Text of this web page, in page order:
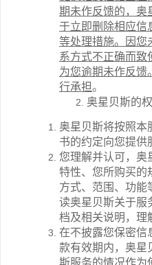
期未作反馈的，奥
于立即删除相应信
等处理措施。因您
系方式不正确而致
为您逾期未作反馈
行承担。
奥星贝斯的
奥星贝斯将按照本
书的约定向您提供
您理解并认可，奥
特性、您所购买的
方式、范围、功能
读奥星贝斯关于服
档及相关说明，理
在不披露您保密信
款有效期内，奥星
斯服务的情况作为